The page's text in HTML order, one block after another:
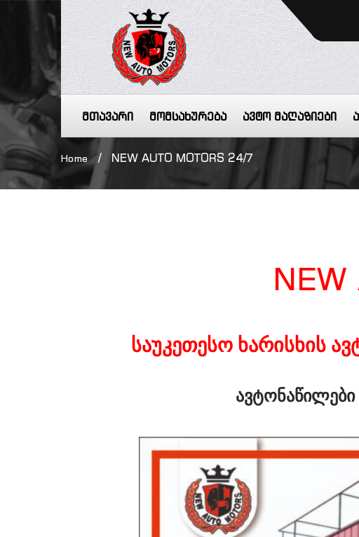
მთავარი მომსახურება ავტო მაღაზიები
Home / NEW AUTO MOTORS 24/7
NEW
საუკეთესო ხარისხის